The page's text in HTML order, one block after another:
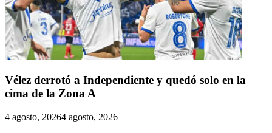
Vélez derrotó a Independiente y quedó solo en la
cima de la Zona A
4 agosto, 20264 agosto, 2026